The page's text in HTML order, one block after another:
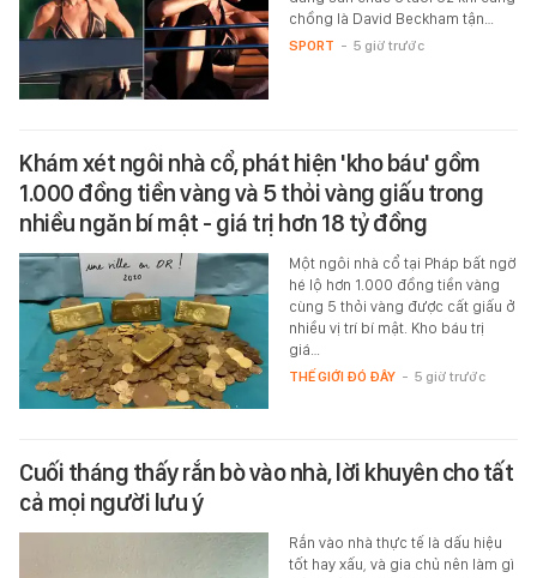
chồng là David Beckham tận…
SPORT - 5 giờ trước
Khám xét ngôi nhà cổ, phát hiện 'kho báu' gồm
1.000 đồng tiền vàng và 5 thỏi vàng giấu trong
nhiều ngăn bí mật - giá trị hơn 18 tỷ đồng
Một ngôi nhà cổ tại Pháp bất ngờ
hé lộ hơn 1.000 đồng tiền vàng
cùng 5 thỏi vàng được cất giấu ở
nhiều vị trí bí mật. Kho báu trị
giá…
THẾ GIỚI ĐÓ ĐÂY - 5 giờ trước
Cuối tháng thấy rắn bò vào nhà, lời khuyên cho tất
cả mọi người lưu ý
Rắn vào nhà thực tế là dấu hiệu
tốt hay xấu, và gia chủ nên làm gì